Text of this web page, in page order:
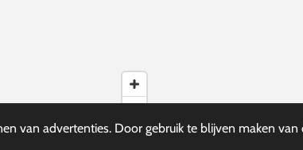
van advertenties. Door gebruik te blijven maken van